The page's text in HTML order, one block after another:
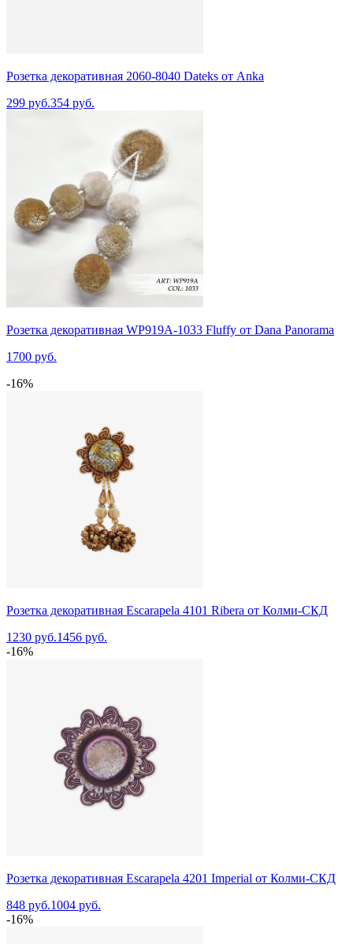
Розетка декоративная 2060-8040 Dateks от Anka
299 руб.354 руб.
Розетка декоративная WP919A-1033 Fluffy от Dana Panorama
1700 руб.
-16%
Розетка декоративная Escarapela 4101 Ribera от Колми-СКД
1230 руб.1456 руб.
-16%
Розетка декоративная Escarapela 4201 Imperial от Колми-СКД
848 руб.1004 руб.
-16%